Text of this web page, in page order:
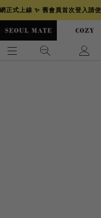
正式上線 ✨ 舊會員首次登入請